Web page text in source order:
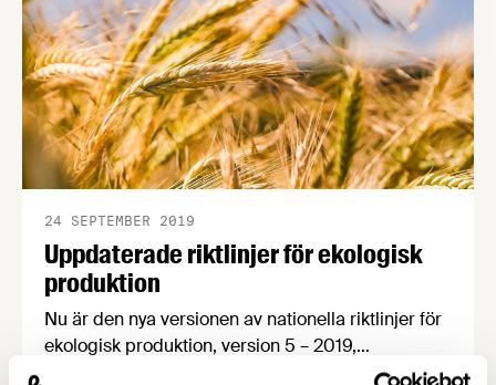
Uppdaterade riktlinjer för ekologisk
produktion
24 SEPTEMBER 2019
Nu är den nya versionen av nationella riktlinjer för
ekologisk produktion, version 5 – 2019,
publicerad. Livsmedelsföretagen och två av våra